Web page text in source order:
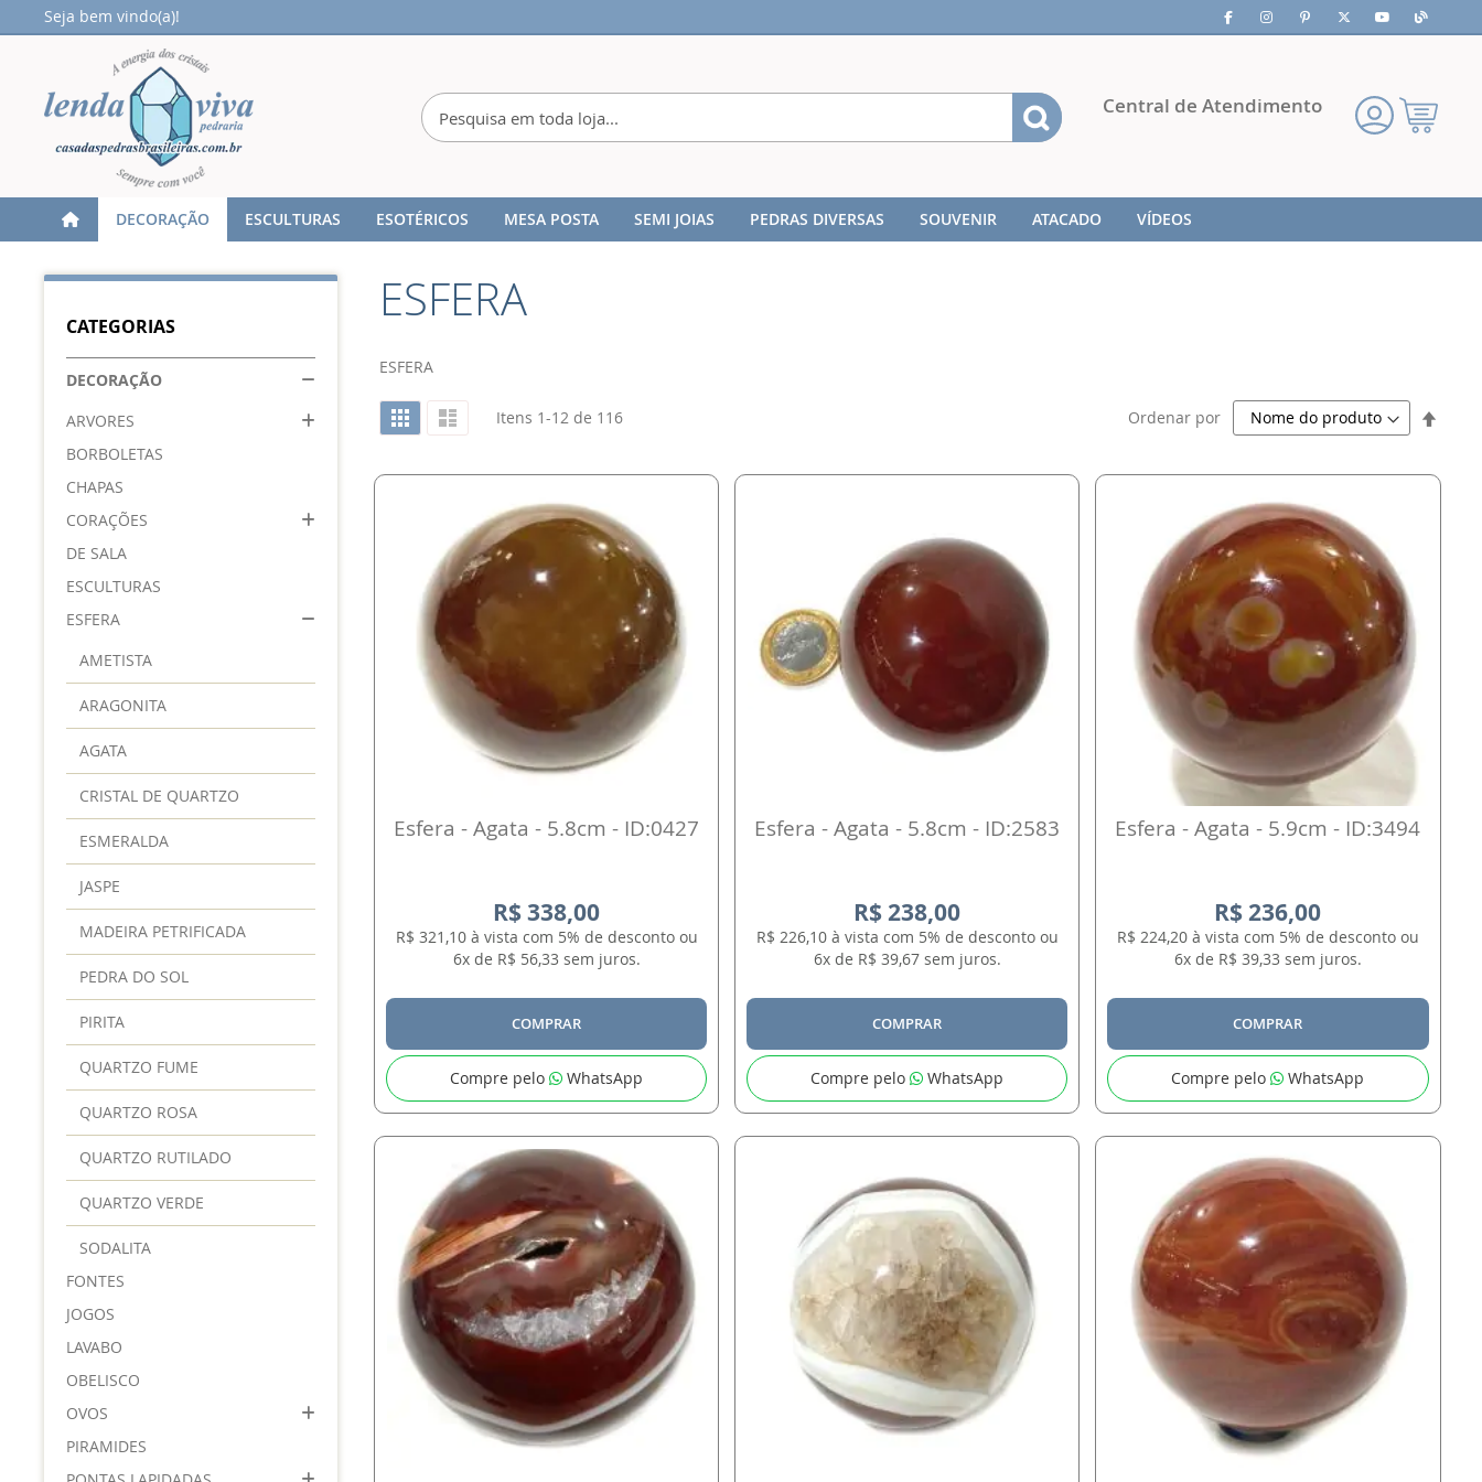
Seja bem vindo(a)!
Meu
Carrinho
Central de Atendimento
Pesquisa
DECORAÇÃO ESCULTURAS ESOTÉRICOS MESA POSTA SEMI JOIAS PEDRAS DIVERSAS SOUVENIR ATACADO
VÍDEOS
ESFERA
ESFERA
Ver
como
GradeLista Itens 1-12de 116 Ordenar por
Esfera - Agata - 5.8cm - ID:0427
R$ 338,00
R$ 321,10 à vista com 5% de desconto ou
6x de R$ 56,33 sem juros.
COMPRAR
Compre pelo WhatsApp
Esfera - Agata - 5.8cm - ID:2583
R$ 238,00
R$ 226,10 à vista com 5% de desconto ou
6x de R$ 39,67 sem juros.
COMPRAR
Compre pelo WhatsApp
Esfera - Agata - 5.9cm - ID:3494
R$ 236,00
R$ 224,20 à vista com 5% de desconto ou
6x de R$ 39,33 sem juros.
COMPRAR
Compre pelo WhatsApp
CATEGORIAS
DECORAÇÃO
ARVORES
BORBOLETAS
CHAPAS
CORAÇÕES
DE SALA
ESCULTURAS
ESFERA
AMETISTA
ARAGONITA
AGATA
CRISTAL DE QUARTZO
ESMERALDA
JASPE
MADEIRA PETRIFICADA
PEDRA DO SOL
PIRITA
QUARTZO FUME
QUARTZO ROSA
QUARTZO RUTILADO
QUARTZO VERDE
SODALITA
FONTES
JOGOS
LAVABO
OBELISCO
OVOS
PIRAMIDES